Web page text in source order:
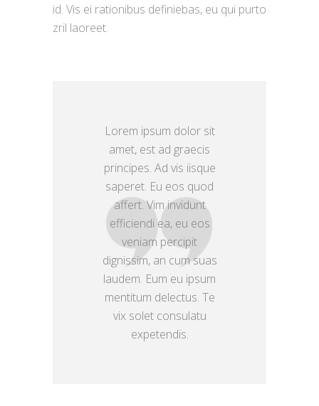
id. Vis ei rationibus definiebas, eu qui purto
zril laoreet.
Lorem ipsum dolor sit
amet, est ad graecis
principes. Ad vis iisque
saperet. Eu eos quod
affert. Vim invidunt
efficiendi ea, eu eos
veniam percipit
dignissim, an cum suas
laudem. Eum eu ipsum
mentitum delectus. Te
vix solet consulatu
expetendis.